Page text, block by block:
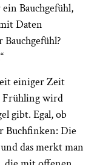
Bauchgefühl,
Daten
einiger Zeit
Frühling wird
gibt. Egal, ob
Buchfinken: Die
das merkt man